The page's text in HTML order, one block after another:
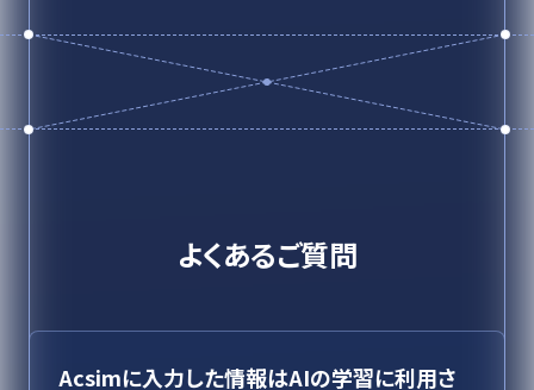
よくあるご質問
Acsimに入力した情報はAIの学習に利用さ